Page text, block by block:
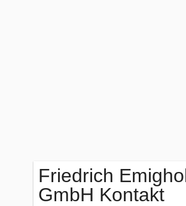
Friedrich
GmbH Kontakt